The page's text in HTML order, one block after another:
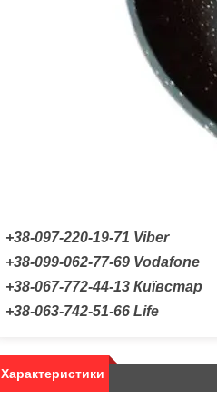
+38-097-220-19-71 Viber
+38-099-062-77-69 Vodafone
+38-067-772-44-13 Київстар
+38-063-742-51-66 Life
Характеристики